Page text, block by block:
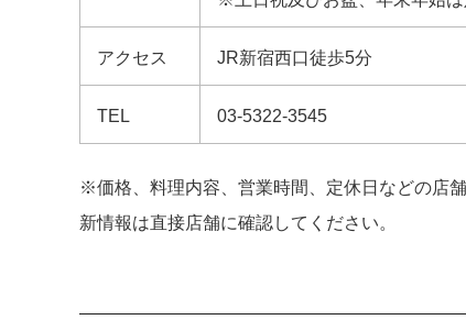
アクセス JR新宿西口徒歩5分
TEL 03-5322-3545
※価格、料理内容、営業時間、定休日などの店
新情報は直接店舗に確認してください。